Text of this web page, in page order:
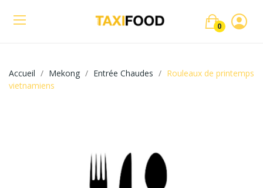
0
Accueil Mekong Entrée Chaudes
Rouleaux de printemps
vietnamiens